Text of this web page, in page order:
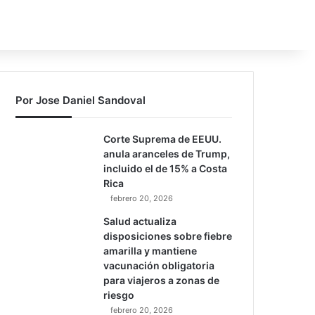
Por Jose Daniel Sandoval
Corte Suprema de EEUU.
anula aranceles de Trump,
incluido el de 15% a Costa
Rica
febrero 20, 2026
Salud actualiza
disposiciones sobre fiebre
amarilla y mantiene
vacunación obligatoria
para viajeros a zonas de
riesgo
febrero 20, 2026